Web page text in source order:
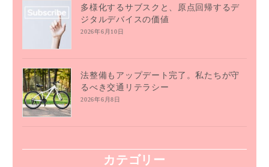
多様化するサブスクと、原点回帰するデ
ジタルデバイスの価値
2026年6月10日
法整備もアップデート完了。私たちが守
るべき交通リテラシー
2026年6月8日
カテゴリー